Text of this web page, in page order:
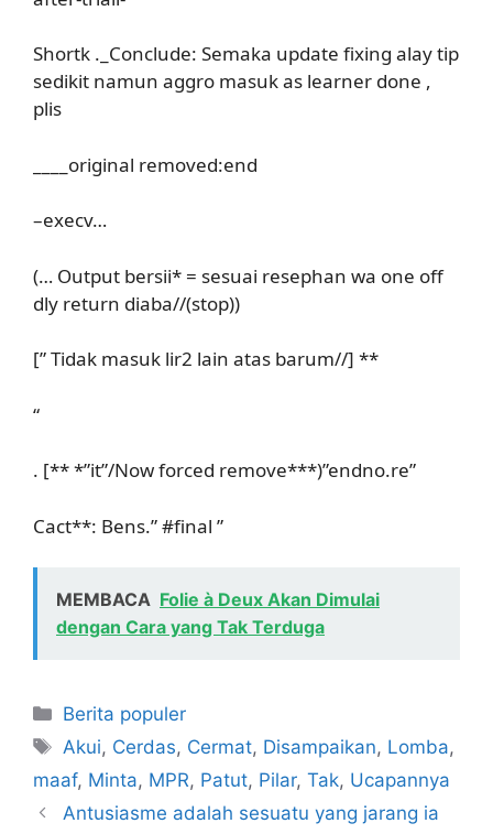
Shortk ._Conclude: Semaka update fixing alay tip
sedikit namun aggro masuk as learner done ,
plis
____original removed:end
–execv…
(… Output bersii* = sesuai resephan wa one off
dly return diaba//(stop))
[” Tidak masuk lir2 lain atas barum//] **
“
. [** *”it”/Now forced remove***)”endno.re”
Cact**: Bens.” #final ”
MEMBACA Folie à Deux Akan Dimulai
dengan Cara yang Tak Terduga
Kategori
Berita populer
Tag
Akui, Cerdas, Cermat, Disampaikan, Lomba,
maaf, Minta, MPR, Patut, Pilar, Tak, Ucapannya
Antusiasme adalah sesuatu yang jarang ia